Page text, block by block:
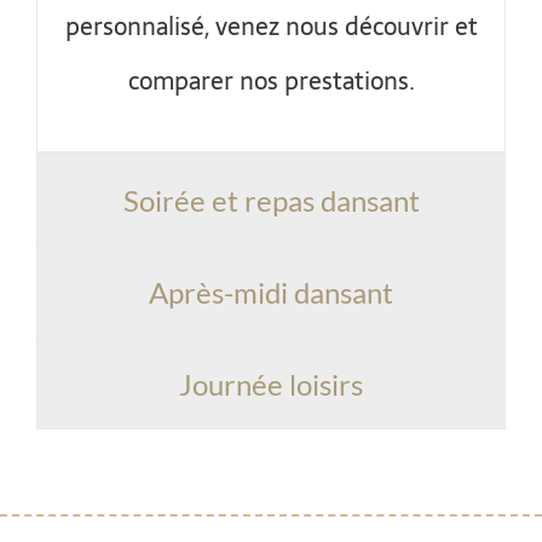
personnalisé, venez nous découvrir et
comparer nos prestations.
Soirée et repas dansant
Après-midi dansant
Journée loisirs